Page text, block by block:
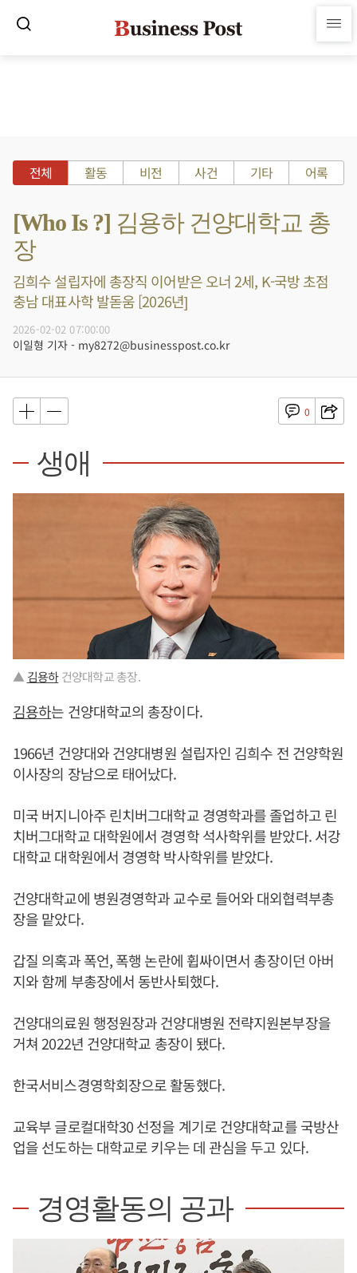
전체 활동 비전 사건 기타 어록
[Who Is ?] 김용하 건양대학교 총
장
김희수 설립자에 총장직 이어받은 오너 2세, K-국방 초점
충남 대표사학 발돋움 [2026년]
2026-02-02 07:00:00
이일형 기자 - my8272@businesspost.co.kr
0
생애
▲ 김용하건양대학교 총장.
김용하는 건양대학교의 총장이다.
1966년 건양대와 건양대병원 설립자인 김희수 전 건양학원
이사장의 장남으로 태어났다.
미국 버지니아주 린치버그대학교 경영학과를 졸업하고 린
치버그대학교 대학원에서 경영학 석사학위를 받았다. 서강
대학교 대학원에서 경영학 박사학위를 받았다.
건양대학교에 병원경영학과 교수로 들어와 대외협력부총
장을 맡았다.
갑질 의혹과 폭언, 폭행 논란에 휩싸이면서 총장이던 아버
지와 함께 부총장에서 동반사퇴했다.
건양대의료원 행정원장과 건양대병원 전략지원본부장을
거쳐 2022년 건양대학교 총장이 됐다.
한국서비스경영학회장으로 활동했다.
교육부 글로컬대학30 선정을 계기로 건양대학교를 국방산
업을 선도하는 대학교로 키우는 데 관심을 두고 있다.
경영활동의 공과